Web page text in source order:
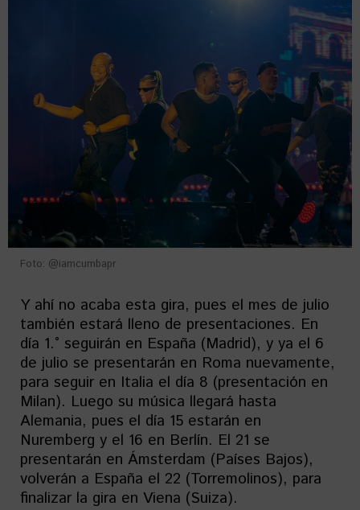
Foto: @iamcumbapr
Y ahí no acaba esta gira, pues el mes de julio
también estará lleno de presentaciones. En
día 1.° seguirán en España (Madrid), y ya el 6
de julio se presentarán en Roma nuevamente,
para seguir en Italia el día 8 (presentación en
Milan). Luego su música llegará hasta
Alemania, pues el día 15 estarán en
Nuremberg y el 16 en Berlín. El 21 se
presentarán en Ámsterdam (Países Bajos),
volverán a España el 22 (Torremolinos), para
finalizar la gira en Viena (Suiza).